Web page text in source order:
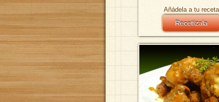
Añádela a tu
Recetízala